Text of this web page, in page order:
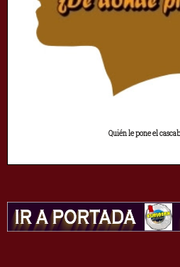
Quién le pone el